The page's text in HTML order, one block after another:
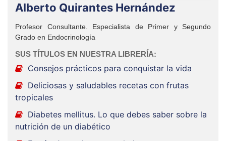
Alberto Quirantes Hernández
Profesor Consultante. Especialista de Primer y Segundo
Grado en Endocrinología
SUS TÍTULOS EN NUESTRA LIBRERÍA:
Consejos prácticos para conquistar la vida
Deliciosas y saludables recetas con frutas
tropicales
Diabetes mellitus. Lo que debes saber sobre la
nutrición de un diabético